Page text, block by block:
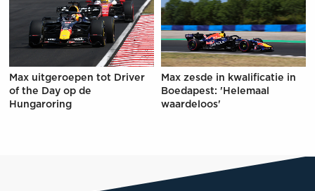
Max uitgeroepen tot Driver
of the Day op de
Hungaroring
Max zesde in kwalificatie in
Boedapest: 'Helemaal
waardeloos'